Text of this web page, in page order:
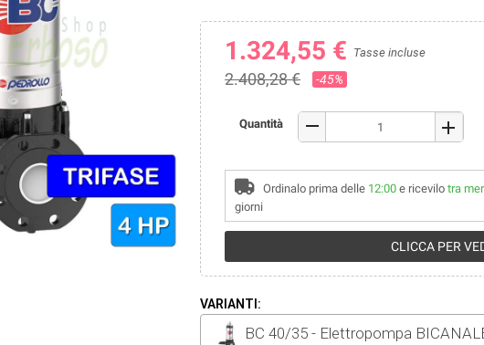
1.324,55 € Tasse incluse
2.408,28 € -45%
Quantità remove add
Ordinalo prima delle 12:00 e ricevilo tra
giorni
CLICCA PER
VARIANTI:
BC 40/35 - Elettropompa